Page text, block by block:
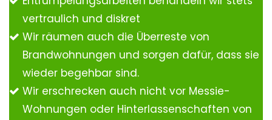
vertraulich und diskret
Wir räumen auch die Überreste von
Brandwohnungen und sorgen dafür, dass sie
wieder begehbar sind.
Wir erschrecken auch nicht vor Messie-
Wohnungen oder Hinterlassenschaften von